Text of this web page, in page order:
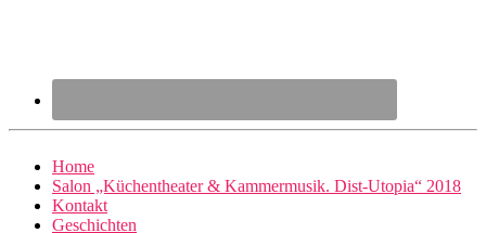
Home
Salon „Küchentheater & Kammermusik. Dist-Utopia“ 2018
Kontakt
Geschichten